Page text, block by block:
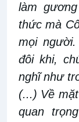
làm
thức mà
mọi
đôi khi,
nghĩ như
(...) Về
quan